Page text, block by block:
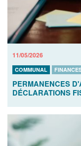
11/05/2026
COMMUNAL
PERMANENCES
DÉCLARATIONS